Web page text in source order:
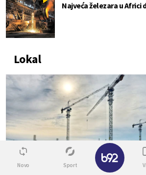
Najveća železara u Africi
Lokal
Novo Sport
✕